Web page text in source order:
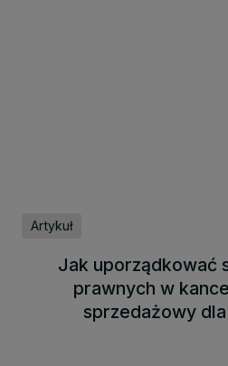
Artykuł
Jak uporządkować
prawnych w
sprzedażowy